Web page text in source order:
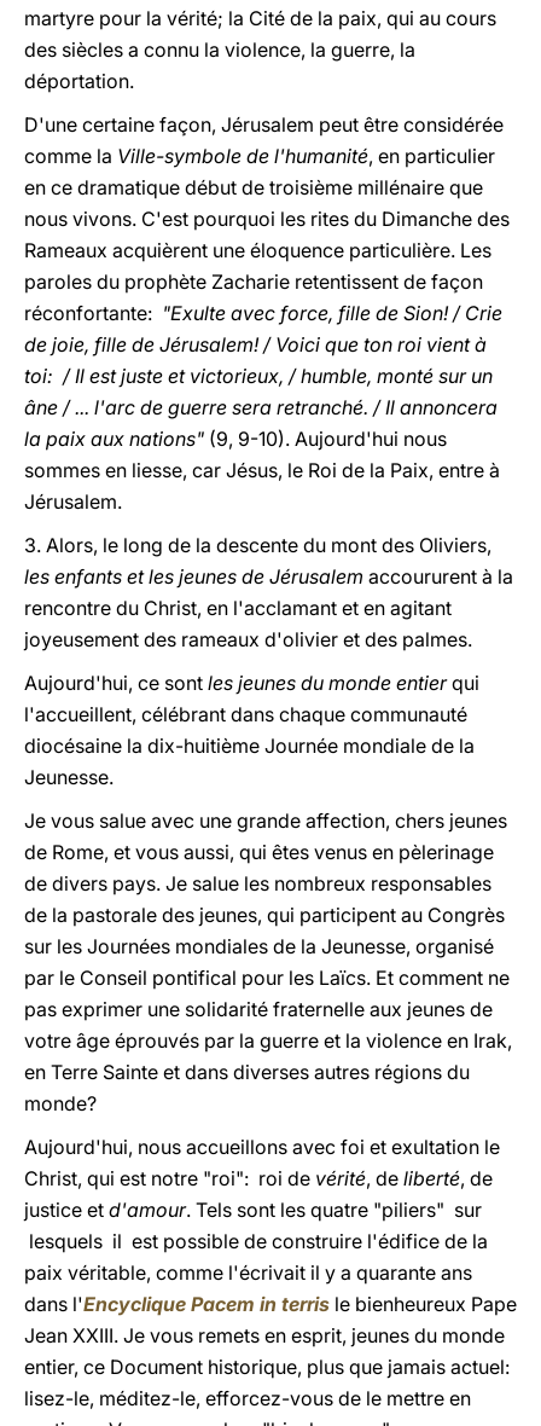
martyre pour la vérité; la Cité de la paix, qui au cours
des siècles a connu la violence, la guerre, la
déportation.
D'une certaine façon, Jérusalem peut être considérée
comme la Ville-symbole de l'humanité, en particulier
en ce dramatique début de troisième millénaire que
nous vivons. C'est pourquoi les rites du Dimanche des
Rameaux acquièrent une éloquence particulière. Les
paroles du prophète Zacharie retentissent de façon
réconfortante: "Exulte avec force, fille de Sion! / Crie
de joie, fille de Jérusalem! / Voici que ton roi vient à
toi: / Il est juste et victorieux, / humble, monté sur un
âne / ... l'arc de guerre sera retranché. / Il annoncera
la paix aux nations" (9, 9-10). Aujourd'hui nous
sommes en liesse, car Jésus, le Roi de la Paix, entre à
Jérusalem.
3. Alors, le long de la descente du mont des Oliviers,
les enfants et les jeunes de Jérusalem accoururent à la
rencontre du Christ, en l'acclamant et en agitant
joyeusement des rameaux d'olivier et des palmes.
Aujourd'hui, ce sont les jeunes du monde entierqui
l'accueillent, célébrant dans chaque communauté
diocésaine la dix-huitième Journée mondiale de la
Jeunesse.
Je vous salue avec une grande affection, chers jeunes
de Rome, et vous aussi, qui êtes venus en pèlerinage
de divers pays. Je salue les nombreux responsables
de la pastorale des jeunes, qui participent au Congrès
sur les Journées mondiales de la Jeunesse, organisé
par le Conseil pontifical pour les Laïcs. Et comment ne
pas exprimer une solidarité fraternelle aux jeunes de
votre âge éprouvés par la guerre et la violence en Irak,
en Terre Sainte et dans diverses autres régions du
monde?
Aujourd'hui, nous accueillons avec foi et exultation le
Christ, qui est notre "roi": roi de vérité, de liberté, de
justice et d'amour. Tels sont les quatre "piliers" sur
lesquels il est possible de construire l'édifice de la
paix véritable, comme l'écrivait il y a quarante ans
dans l'Encyclique Pacem in terris le bienheureux Pape
Jean XXIII. Je vous remets en esprit, jeunes du monde
entier, ce Document historique, plus que jamais actuel:
lisez-le, méditez-le, efforcez-vous de le mettre en